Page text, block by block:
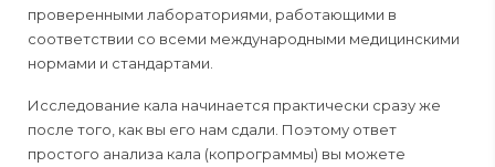
проверенными лабораториями, работающими в
соответствии со всеми международными медицинскими
нормами и стандартами.
Исследование кала начинается практически сразу же
после того, как вы его нам сдали. Поэтому ответ
простого анализа кала (копрограммы) вы можете